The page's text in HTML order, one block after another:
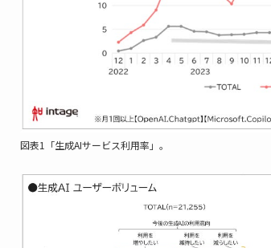
図表1「生成AIサービス利用率」。